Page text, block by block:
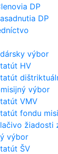
DP
DP
výbor
HV
výbor
VMV
fondu
žiadosti
výbor
ŠV